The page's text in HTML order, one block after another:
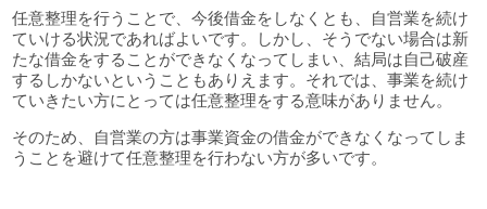
任意整理を行うことで、今後借金をしなくとも、自営業を続け
ていける状況であればよいです。しかし、そうでない場合は新
たな借金をすることができなくなってしまい、結局は自己破産
するしかないということもありえます。それでは、事業を続け
ていきたい方にとっては任意整理をする意味がありません。
そのため、自営業の方は事業資金の借金ができなくなってしま
うことを避けて任意整理を行わない方が多いです。